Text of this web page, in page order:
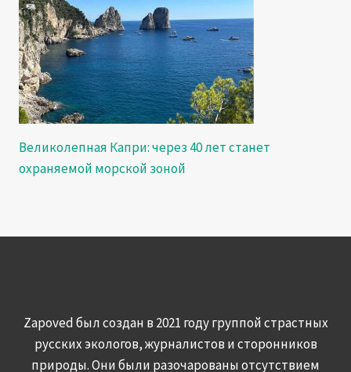
Великолепная Капри: через 40 лет станет
охраняемой морской зоной
Zapoved был создан в 2021 году группой страстных
русских экологов, журналистов и сторонников
природы. Они были разочарованы отсутствием